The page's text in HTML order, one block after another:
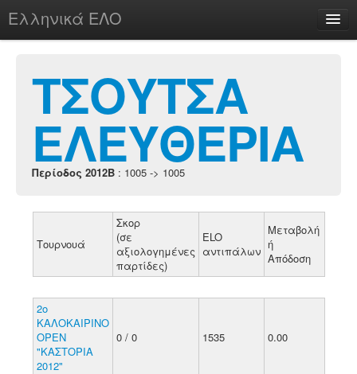
Ελληνικά ΕΛΟ
chesstu.be @ discord
Login
ΤΣΟΥΤΣΑ
ΕΛΕΥΘΕΡΙΑ
Περίοδος 2012B : 1005 -> 1005
Τουρνουά
Σκορ
(σε
αξιολογημένες
παρτίδες)
ELO
αντιπάλων
Μεταβολή
ή
Απόδοση
2ο
ΚΑΛΟΚΑΙΡΙΝΟ
ΟΡΕΝ
"ΚΑΣΤΟΡΙΑ
2012"
0 / 0 1535 0.00